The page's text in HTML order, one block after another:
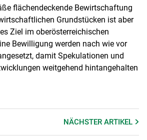
flächendeckende Bewirtschaftung
Grundstücken ist aber
Ziel im oberösterreichischen
Bewilligung werden nach wie vor
damit Spekulationen und
weitgehend hintangehalten
NÄCHSTERARTIKEL